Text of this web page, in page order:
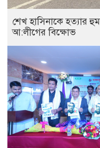
শেখ হাসিনাকে হত্যার
আ:লীগের বিক্ষোভ